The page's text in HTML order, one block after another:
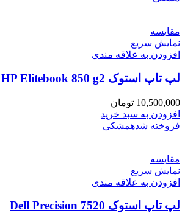
مقايسه
نمایش سریع
افزودن به علاقه مندی
لپ تاپ استوک HP Elitebook 850 g2
10,500,000 تومان
افزودن به سبد خرید
فروخته شدهمشکی
مقايسه
نمایش سریع
افزودن به علاقه مندی
لپ تاپ استوک Dell Precision 7520